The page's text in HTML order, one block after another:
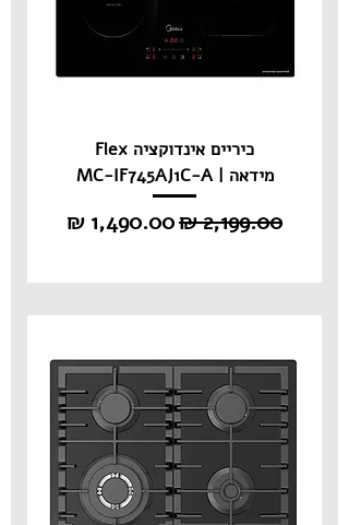
כיריים אינדוקציה Flex
מידאה | MC-IF745AJ1C-A
מחיר רגיל מחיר מבצע